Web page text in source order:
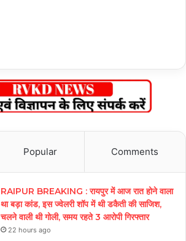
Popular Comments
RAIPUR BREAKING : रायपुर में आज रात होने वाला
था बड़ा कांड, इस ज्वेलरी शॉप में थी डकैती की साजिश,
चलने वाली थी गोली, समय रहते 3 आरोपी गिरफ्तार
22 hours ago